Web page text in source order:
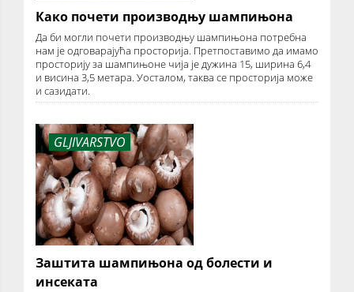
Како почети производњу шампињона
Да би могли почети производњу шампињона потребна
нам је одговарајућа просторија. Претпоставимо да имамо
просторију за шампињоне чија је дужина 15, ширина 6,4
и висина 3,5 метара. Уосталом, таква се просторија може
и сазидати.
GLJIVARSTVO
Заштита шампињона од болести и
инсеката